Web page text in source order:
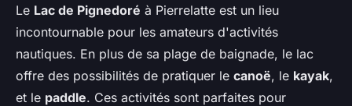
Le Lac de Pignedoré à Pierrelatte est un lieu
incontournable pour les amateurs d'activités
nautiques. En plus de sa plage de baignade, le lac
offre des possibilités de pratiquer le canoë, le kayak,
et le paddle. Ces activités sont parfaites pour